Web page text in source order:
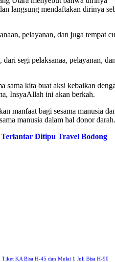
langsung mendaftakan dirinya
pelayanan, dan juga tempat
segi pelaksanaa, pelayanan,
sama kita buat aksi kebaikan
InsyaAllah ini akan berkah.
manfaat bagi sesama manusia
manusia dalam hal donor darah.
Ditipu Travel Bodong
KA Bisa H-45 dan Mulai 1 Juli Bisa H-90